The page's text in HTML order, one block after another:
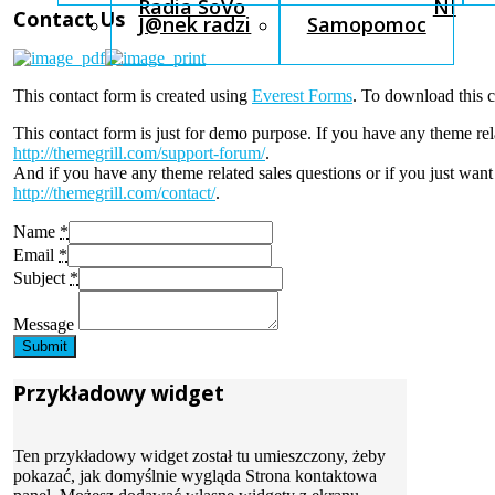
Radia SoVo NI
J@nek radzi Samopomoc
Contact Us
This contact form is created using Everest Forms. To download this
This contact form is just for demo purpose. If you have any theme
http://themegrill.com/support-forum/.
And if you have any theme related sales questions or if you just
http://themegrill.com/contact/.
Name *
Email *
Subject *
Message
Submit
Przykładowy widget
Ten przykładowy widget został tu umieszczony, żeby
pokazać, jak domyślnie wygląda Strona kontaktowa